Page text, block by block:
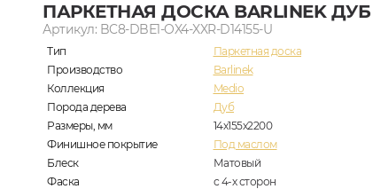
ПАРКЕТНАЯ ДОСКА BARLINEK ДУБ
Артикул: BC8-DBE1-OX4-XXR-D14155-U
Тип
Паркетная доска
Производство
Barlinek
Коллекция
Medio
Порода дерева
Дуб
Размеры, мм
14х155х2200
Финишное покрытие
Под маслом
Блеск
Матовый
Фаска
с 4-х сторон